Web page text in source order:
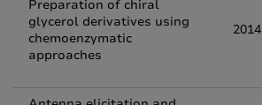
Preparation of chiral
glycerol derivatives using
chemoenzymatic
approaches
2014